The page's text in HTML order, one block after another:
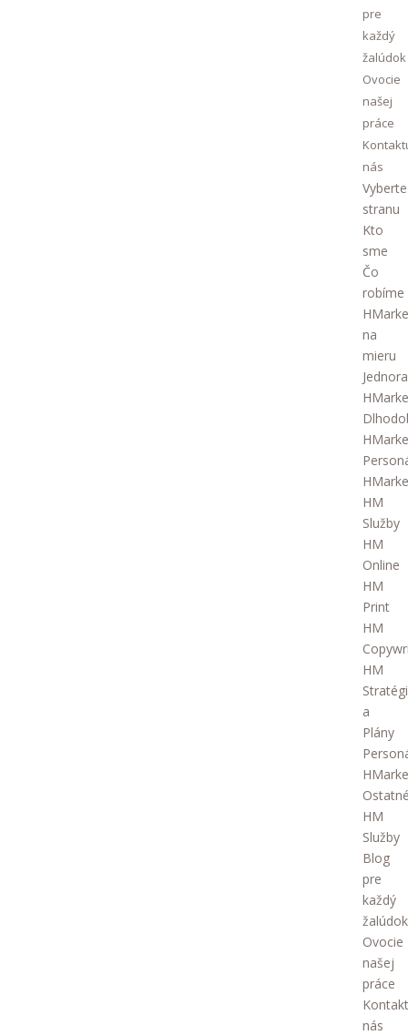
pre
každý
žalúdok
Ovocie
našej
práce
nás
Vyberte
stranu
Kto
sme
Čo
robíme
na
mieru
HM
Služby
HM
Online
HM
Print
HM
HM
a
Plány
HM
Služby
Blog
pre
každý
žalúdok
Ovocie
našej
práce
nás